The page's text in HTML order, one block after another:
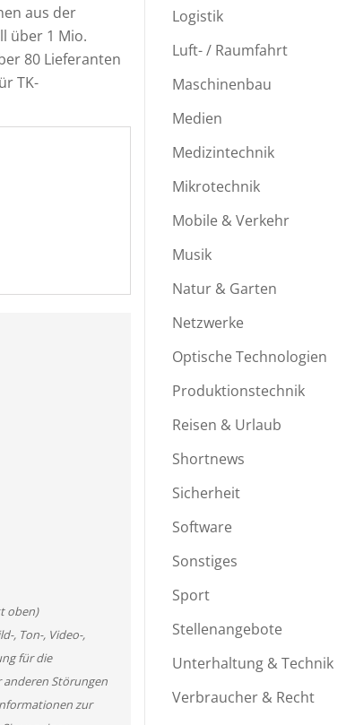
aus der
über 1 Mio.
80 Lieferanten
TK-
oben)
, Ton-, Video-,
für die
Störungen
zur
Logistik
Luft- / Raumfahrt
Maschinenbau
Medien
Medizintechnik
Mikrotechnik
Mobile & Verkehr
Musik
Natur & Garten
Netzwerke
Optische Technologien
Produktionstechnik
Reisen & Urlaub
Shortnews
Sicherheit
Software
Sonstiges
Sport
Stellenangebote
Unterhaltung & Technik
Verbraucher & Recht